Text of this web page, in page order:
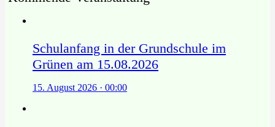
Schulanfang in der Grundschule im
Grünen am 15.08.2026
15. August 2026 · 00:00